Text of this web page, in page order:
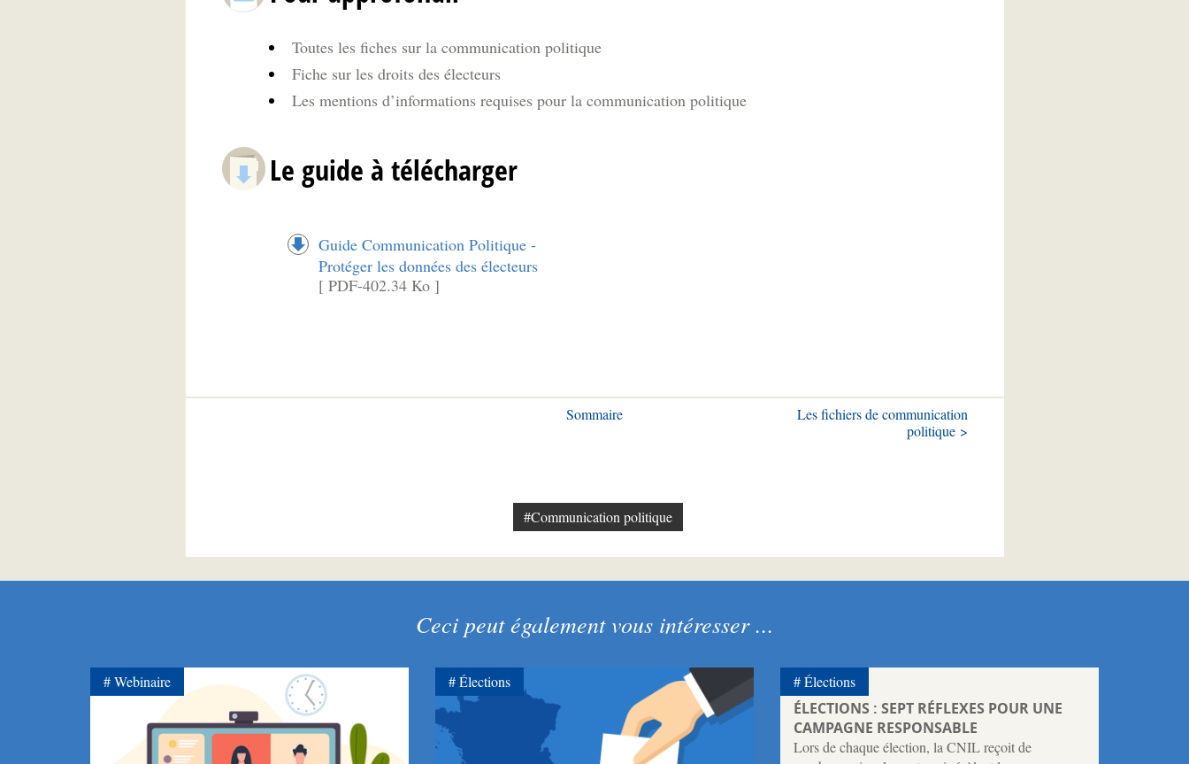
Toutes les fiches sur la communication politique
Fiche sur les droits des électeurs
Les mentions d’informations requises pour la communication politique
Le guide à télécharger
Guide Communication Politique -
Protéger les données des électeurs
[ PDF-402.34 Ko ]
Sommaire
Les fichiers de communication
politique >
#Communication politique
Ceci peut également vous intéresser ...
Webinaire Élections
ÉLECTIONS : SEPT RÉFLEXES POUR UNE
CAMPAGNE RESPONSABLE
Lors de chaque élection, la CNIL reçoit de
Élections